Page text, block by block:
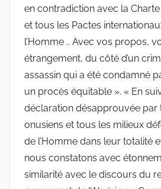
en contradiction avec la
et tous les Pactes
l’Homme .. Avec vos propos,
étrangement, du côté d’un
assassin qui a été condamné
un procès équitable ». « En
déclaration désapprouvée par
onusiens et tous les milieux
de l’Homme dans leur totalité
nous constatons avec
similarité avec le discours du